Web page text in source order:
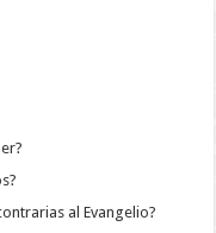
al Evangelio?